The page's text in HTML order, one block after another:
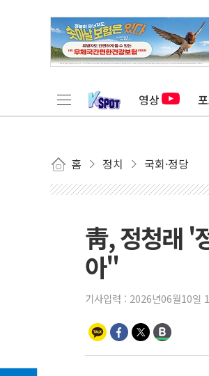
영상
홈 정치 국회·정당
靑, 정청래 '
아"
기사입력 : 2026년06월10일